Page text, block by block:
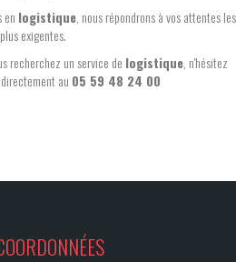
en logistique, nous répondrons à vos attentes les
plus exigentes.
recherchez un service de logistique , n'hésitez
au 05 59 48 24 00